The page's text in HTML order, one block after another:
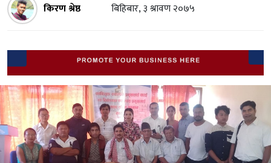
किरण श्रेष्ठ बिहिबार, ३ श्रावण २०७५